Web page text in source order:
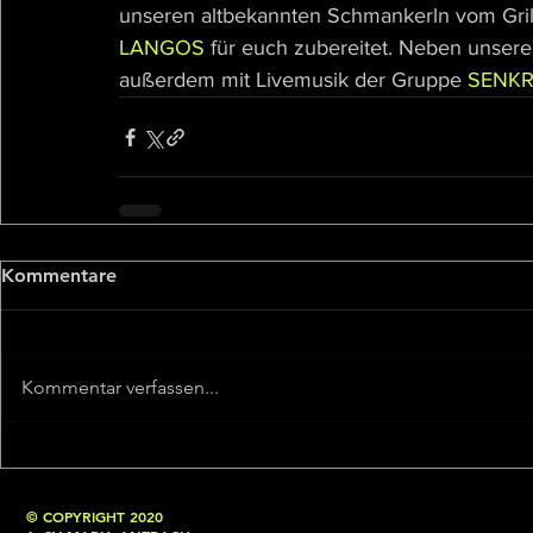
unseren altbekannten Schmankerln vom
LANGOS für euch zubereitet. Neben
außerdem mit Livemusik der Gruppe
Kommentare
Kommentar verfassen...
© COPYRIGHT 2020